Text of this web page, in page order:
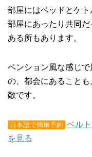
部屋にはベッドとケ
部屋にあったり共同
ある所もあります。
ペンション風な感じ
の、都会にあること
敵です。
日本語で簡単予約 ベル
を見る